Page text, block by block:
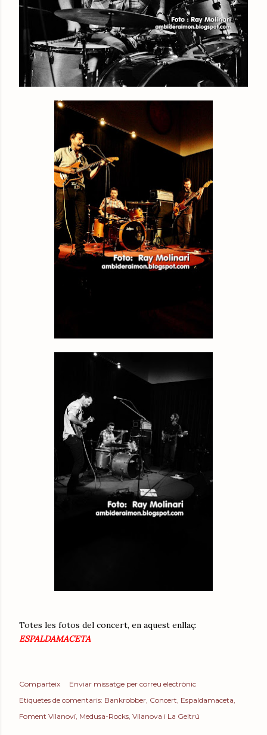
Totes les fotos del concert, en aquest enllaç:
ESPALDAMACETA
Comparteix
Enviar missatge per correu electrònic
Etiquetes de comentaris: Bankrobber Concert Espaldamaceta
Foment Vilanoví Medusa-Rocks Vilanova i La Geltrú